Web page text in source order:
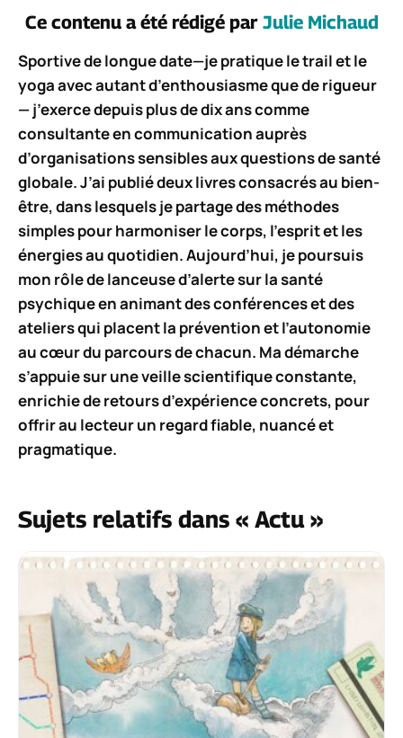
Ce contenu a été rédigé par Julie Michaud
Sportive de longue date—je pratique le trail et le
yoga avec autant d’enthousiasme que de rigueur
— j’exerce depuis plus de dix ans comme
consultante en communication auprès
d’organisations sensibles aux questions de santé
globale. J’ai publié deux livres consacrés au bien-
être, dans lesquels je partage des méthodes
simples pour harmoniser le corps, l’esprit et les
énergies au quotidien. Aujourd’hui, je poursuis
mon rôle de lanceuse d’alerte sur la santé
psychique en animant des conférences et des
ateliers qui placent la prévention et l’autonomie
au cœur du parcours de chacun. Ma démarche
s’appuie sur une veille scientifique constante,
enrichie de retours d’expérience concrets, pour
offrir au lecteur un regard fiable, nuancé et
pragmatique.
Sujets relatifs dans « Actu »